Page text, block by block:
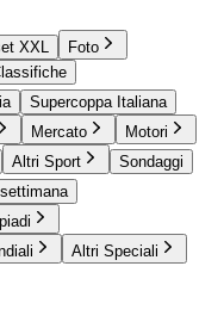
XXL
Foto
Supercoppa Italiana
Mercato
Motori
Altri Sport
Sondaggi
Altri Speciali